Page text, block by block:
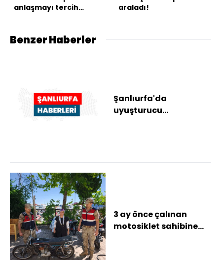
anlaşmayı tercih
araladı!
Benzer Haberler
Şanlıurfa'da
uyuşturucu
3 ay önce çalınan
motosiklet sahibine